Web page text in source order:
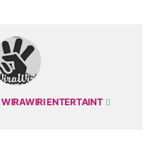
WIRAWIRI ENTERTAINT